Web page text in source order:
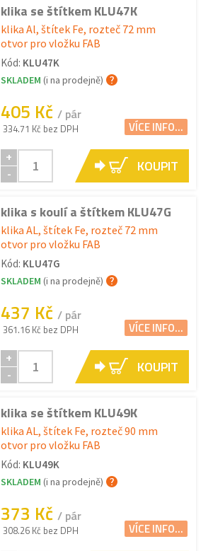
klika se štítkem KLU47K
klika Al, štítek Fe, rozteč 72 mm
otvor pro vložku FAB
Kód: KLU47K
SKLADEM (i na prodejně)
405 Kč / pár
334.71 Kč bez DPH VÍCE INFO...
+
-
KOUPIT
klika s koulí a štítkem KLU47G
klika AL, štítek Fe, rozteč 72 mm
otvor pro vložku FAB
Kód: KLU47G
SKLADEM (i na prodejně)
437 Kč / pár
361.16 Kč bez DPH VÍCE INFO...
+
-
KOUPIT
klika se štítkem KLU49K
klika AL, štítek Fe, rozteč 90 mm
otvor pro vložku FAB
Kód: KLU49K
SKLADEM (i na prodejně)
373 Kč / pár
308.26 Kč bez DPH VÍCE INFO...